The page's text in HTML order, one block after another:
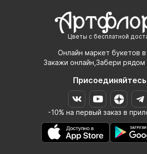
Цветы с бесплатной
Онлайн маркет букетов
Закажи онлайн,Забери
Присоединяйтесь
-10% на первый заказ в